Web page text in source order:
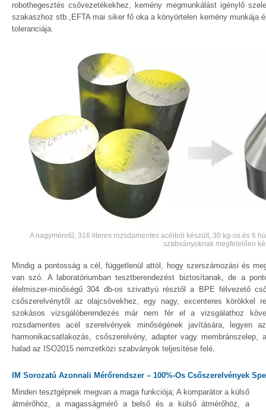
robothegesztés csővezetékekhez, kemény megmunkálást igénylő
szakaszhoz stb.,EFTA mai siker fő oka a könyörtelen kemény munkája
toleranciája.
A nagyméretű, 316 literes rozsdamentes acélból készült, 30 kg-os és 6
szabványoknak megfelelően
Mindig a pontosság a cél, függetlenül attól, hogy szerszámozási és
van szó. A laboratóriumban tesztberendezést biztosítanak, de a
élelmiszer-minőségű 304 db-os szivattyú résztől a BPE félvezető
csőszerelvénytől az olajcsövekhez, egy nagy, excenteres körökkel
szokásos vizsgálóberendezés már nem fér el a vizsgálathoz
rozsdamentes acél szerelvények minőségének javítására, legyen
harmonikacsatlakozás, csőszerelvény, adapter vagy
halad az ISO2015 nemzetközi szabványok teljesítése felé.
IM Sorozatú Azonnali Mérőrendszer – 100%-Os Csőszerelvények
Minden tesztgépnek megvan a maga funkciója; A komparátor a külső
átmérőhöz, a magasságmérő a belső és a külső átmérőhöz, a